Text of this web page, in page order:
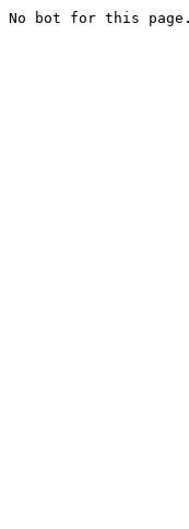
No bot for this page. 本